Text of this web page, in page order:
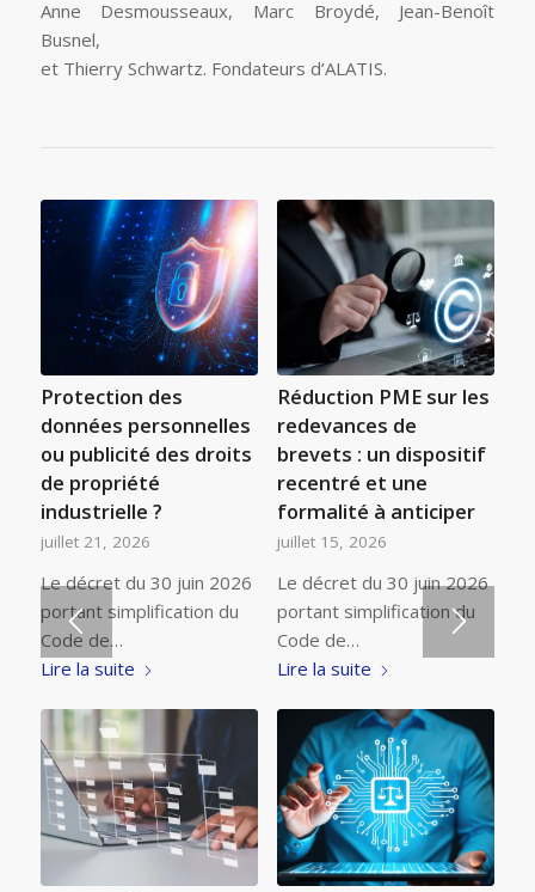
Anne Desmousseaux, Marc Broydé, Jean-Benoît
Busnel,
et Thierry Schwartz. Fondateurs d’ALATIS.
Protection des
données personnelles
ou publicité des droits
de propriété
industrielle ?
juillet 21, 2026
Le décret du 30 juin 2026
portant simplification du
Code de…
Lire la suite
Réduction PME sur les
redevances de
brevets : un dispositif
recentré et une
formalité à anticiper
juillet 15, 2026
Le décret du 30 juin 2026
portant simplification du
Code de…
Lire la suite